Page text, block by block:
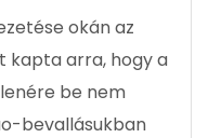
okán az
kapta arra, hogy a
be nem
bevallásukban